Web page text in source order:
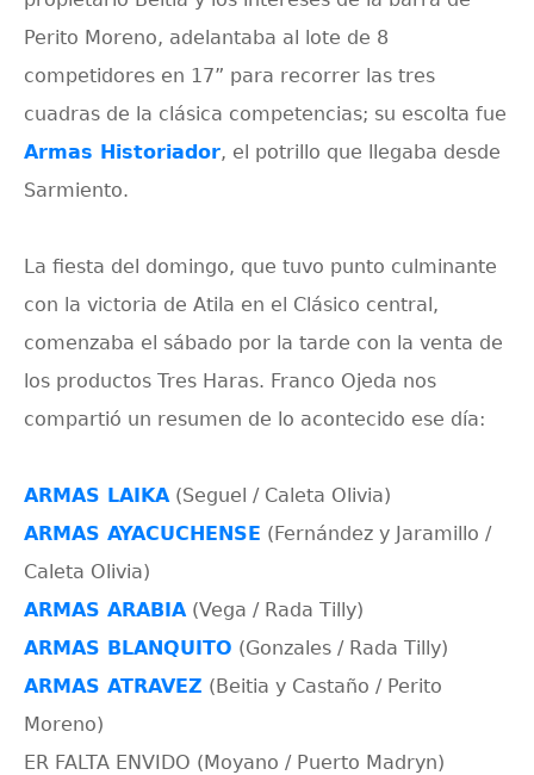
Perito Moreno, adelantaba al lote de 8
competidores en 17” para recorrer las tres
cuadras de la clásica competencias; su escolta fue
Armas Historiador, el potrillo que llegaba desde
Sarmiento.
La fiesta del domingo, que tuvo punto culminante
con la victoria de Atila en el Clásico central,
comenzaba el sábado por la tarde con la venta de
los productos Tres Haras. Franco Ojeda nos
compartió un resumen de lo acontecido ese día:
ARMAS LAIKA (Seguel / Caleta Olivia)
ARMAS AYACUCHENSE (Fernández y Jaramillo /
Caleta Olivia)
ARMAS ARABIA (Vega / Rada Tilly)
ARMAS BLANQUITO (Gonzales / Rada Tilly)
ARMAS ATRAVEZ (Beitia y Castaño / Perito
Moreno)
ER FALTA ENVIDO (Moyano / Puerto Madryn)